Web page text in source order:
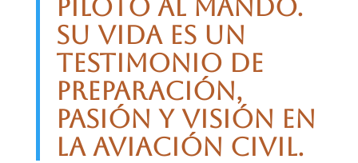
piloto al mando.
Su vida es un
testimonio de
preparación,
pasión y visión en
la aviación civil.